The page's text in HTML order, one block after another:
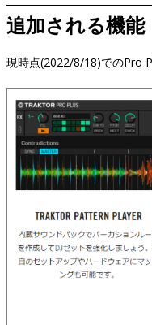
追加される機能
現時点(2022/8/18)でのPro